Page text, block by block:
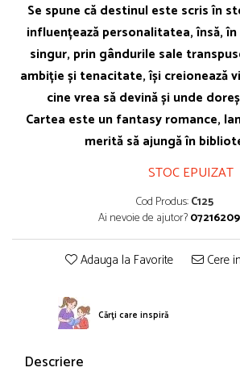
Se spune că destinul este scris în
influențează personalitatea, însă,
singur, prin gândurile sale
ambiție și tenacitate, își creionează
cine vrea să devină și unde
Cartea este un fantasy romance,
merită să ajungă în
STOC EPUIZAT
Cod Produs:C125
Ai nevoie de ajutor?
Adauga la Favorite Cere
Cărţi care inspiră
Descriere